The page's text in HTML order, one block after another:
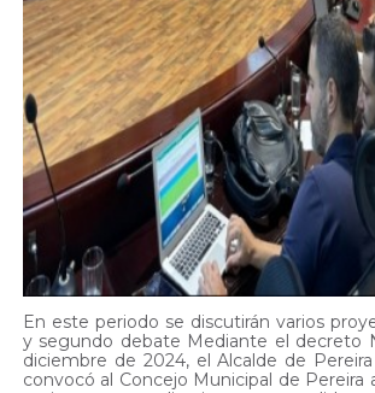
En este periodo se discutirán varios
y segundo debate Mediante el decreto
diciembre de 2024, el Alcalde de
convocó al Concejo Municipal de Pereira